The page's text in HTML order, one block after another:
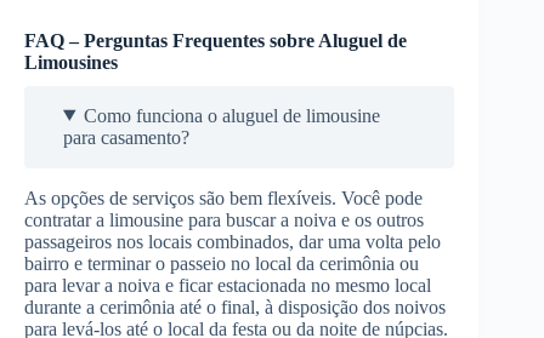
FAQ – Perguntas Frequentes sobre Aluguel de
Limousines
Como funciona o aluguel de limousine
para casamento?
As opções de serviços são bem flexíveis. Você pode
contratar a limousine para buscar a noiva e os outros
passageiros nos locais combinados, dar uma volta pelo
bairro e terminar o passeio no local da cerimônia ou
para levar a noiva e ficar estacionada no mesmo local
durante a cerimônia até o final, à disposição dos noivos
para levá-los até o local da festa ou da noite de núpcias.